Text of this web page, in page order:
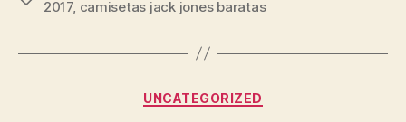
2017, camisetas jack jones baratas
Categorías
UNCATEGORIZED